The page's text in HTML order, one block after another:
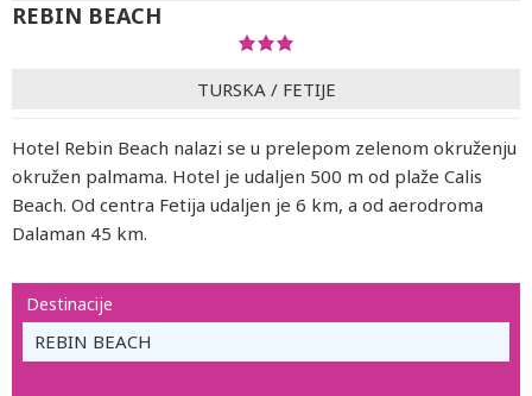
REBIN BEACH
TURSKA / FETIJE
Hotel Rebin Beach nalazi se u prelepom zelenom okruženju
okružen palmama. Hotel je udaljen 500 m od plaže Calis
Beach. Od centra Fetija udaljen je 6 km, a od aerodroma
Dalaman 45 km.
Destinacije
REBIN BEACH